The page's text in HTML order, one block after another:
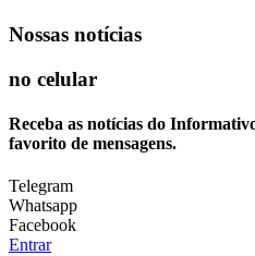
Nossas notícias
no celular
Receba as notícias do
favorito de mensagens.
Telegram
Whatsapp
Facebook
Entrar